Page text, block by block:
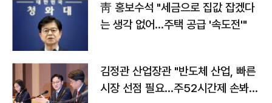
靑 홍보수석 "세금으로 집값 잡겠다
는 생각 없어…주택 공급 '속도전'"
김정관 산업장관 "반도체 산업, 빠른
시장 선점 필요…주52시간제 손봐